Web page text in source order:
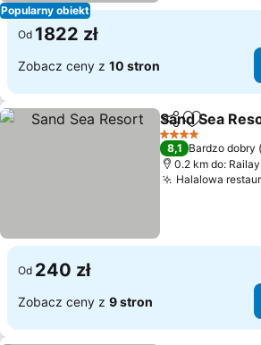
Popularny obiekt
Od 1822 zł
Zobacz ceny z 10 stron
Udostępnij
Dodaj do
Sand Sea
4 Kategoria
8,1 Bardzo dobry
0.2 km do: Railay
Halalowa
Od 240 zł
Zobacz ceny z 9 stron